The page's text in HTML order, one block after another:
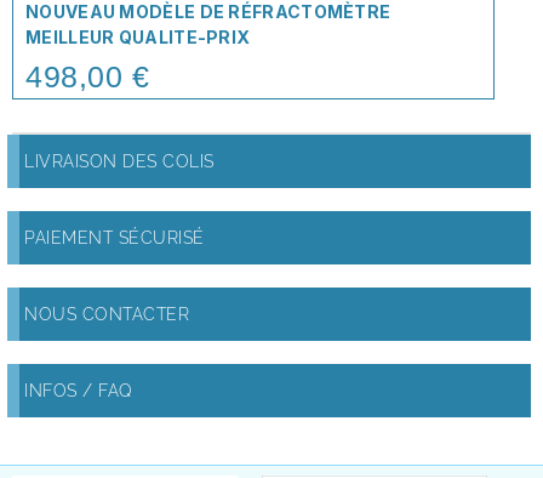
NOUVEAU MODÈLE DE RÉFRACTOMÈTRE
MEILLEUR QUALITE-PRIX
Price
498,00 €
LIVRAISON DES COLIS
PAIEMENT SÉCURISÉ
NOUS CONTACTER
INFOS / FAQ